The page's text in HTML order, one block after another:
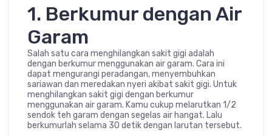
1. Berkumur dengan Air
Garam
Salah satu cara menghilangkan sakit gigi adalah
dengan berkumur menggunakan air garam. Cara ini
dapat mengurangi peradangan, menyembuhkan
sariawan dan meredakan nyeri akibat sakit gigi. Untuk
menghilangkan sakit gigi dengan berkumur
menggunakan air garam. Kamu cukup melarutkan 1/2
sendok teh garam dengan segelas air hangat. Lalu
berkumurlah selama 30 detik dengan larutan tersebut.